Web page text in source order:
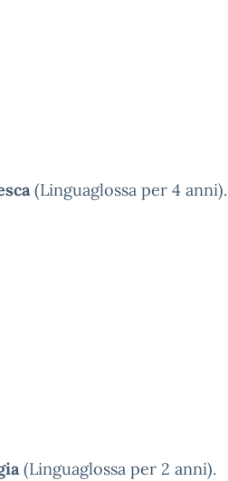
(Linguaglossa per 4 anni).
(Linguaglossa per 2 anni).